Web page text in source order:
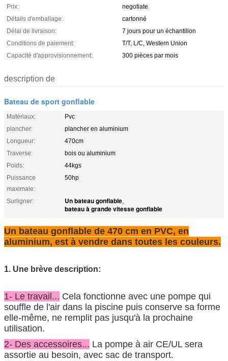
Prix:
negotiate
Détails d'emballage:
cartonné
Délai de livraison:
7 jours pour un échantillon
Conditions de paiement:
T/T, L/C, Western Union
Capacité d'approvisionnement:
300 pièces par mois
description de
Bateau de sport gonflable
Matériaux:
Pvc
plancher:
plancher en aluminium
Longueur:
470cm
Traverse:
bois ou aluminium
Poids:
44kgs
Puissance
maximale:
50hp
Surligner: Un bateau gonflable,
bateau à grande vitesse gonflable
Un bateau gonflable de 470 cm en PVC, en
aluminium, est à vendre dans toutes les couleurs.
1. Une brève description:
1- Le travail... Cela fonctionne avec une pompe qui
souffle de l'air dans la piscine puis conserve sa forme
elle-même, ne remplit pas jusqu'à la prochaine
utilisation.
2- Des accessoires... La pompe à air CE/UL sera
assortie au besoin, avec sac de transport.